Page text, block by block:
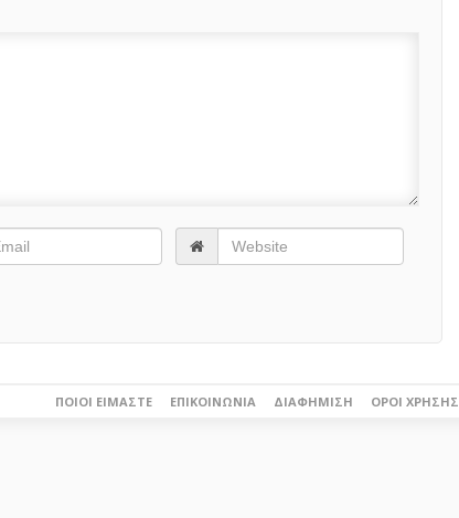
ΠΟΙΟΙ ΕΊΜΑΣΤΕ ΕΠΙΚΟΙΝΩΝΊΑ ΔΙΑΦΉΜΙΣΗ ΌΡΟΙ ΧΡΉΣΗΣ